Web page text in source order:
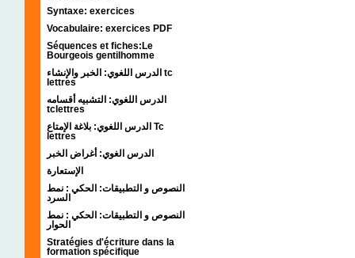
Syntaxe: exercices
Vocabulaire: exercices PDF
Séquences et fiches:Le
Bourgeois gentilhomme
الدرس اللغوي: الخبر والإنشاء tc
lettres
الدرس اللغوي: التشبيه أقسامه
tclettres
الدرس اللغوي: بلاغة الإمتاع Tc
lettres
الدرس الغوي: أغراض الخبر
الإستعارة
النصوص و التطبيقات: الحكي : نمط
السرد
النصوص و التطبيقات: الحكي : نمط
الحوار
Stratégies d'écriture dans la
formation spécifique